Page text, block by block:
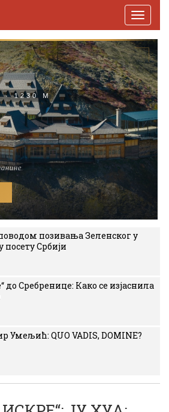
позивања Зеленског у
посету Србији
до Сребренице: Како се изјаснила
Умељић: QUO VADIS, DOMINE?